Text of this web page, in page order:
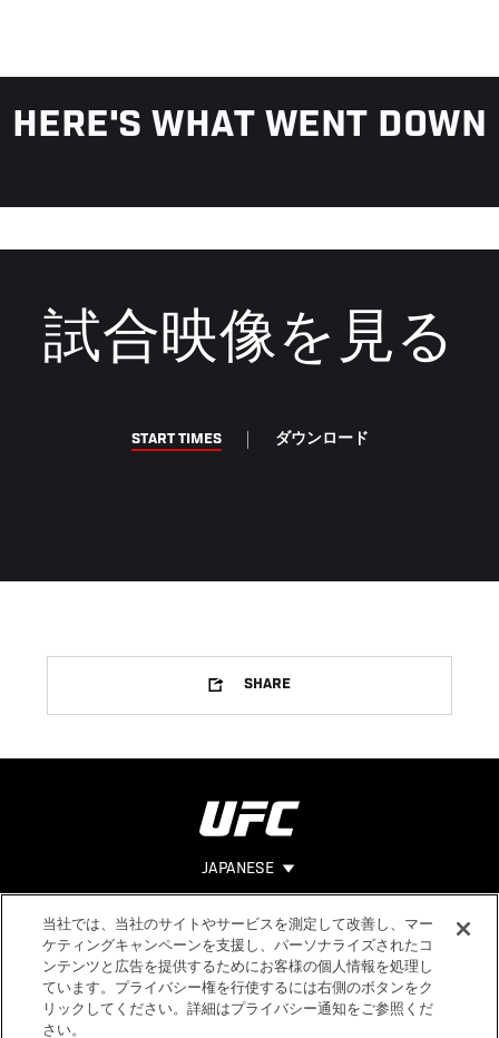
HERE'S WHAT WENT DOWN
試合映像を見る
START TIMES ダウンロード
SHARE
JAPANESE
Footer ヘルプ
法的事項
利用規約
個人情報保
当社では、当社のサイトやサービスを測定して改善し、マー
ケティングキャンペーンを支援し、パーソナライズされたコ
ンテンツと広告を提供するためにお客様の個人情報を処理し
ています。プライバシー権を行使するには右側のボタンをク
リックしてください。詳細はプライバシー通知をご参照くだ
さい。